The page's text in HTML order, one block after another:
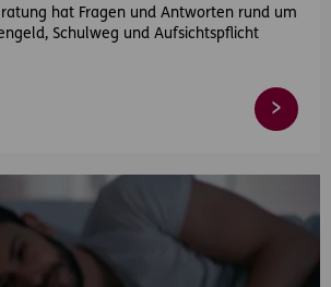
hat Fragen und Antworten rund um
Schulweg und Aufsichtspflicht